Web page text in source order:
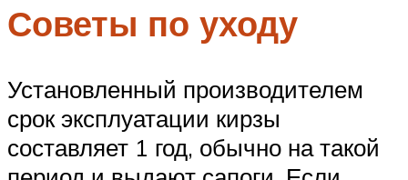
Советы по уходу
Установленный производителем
срок эксплуатации кирзы
составляет 1 год, обычно на такой